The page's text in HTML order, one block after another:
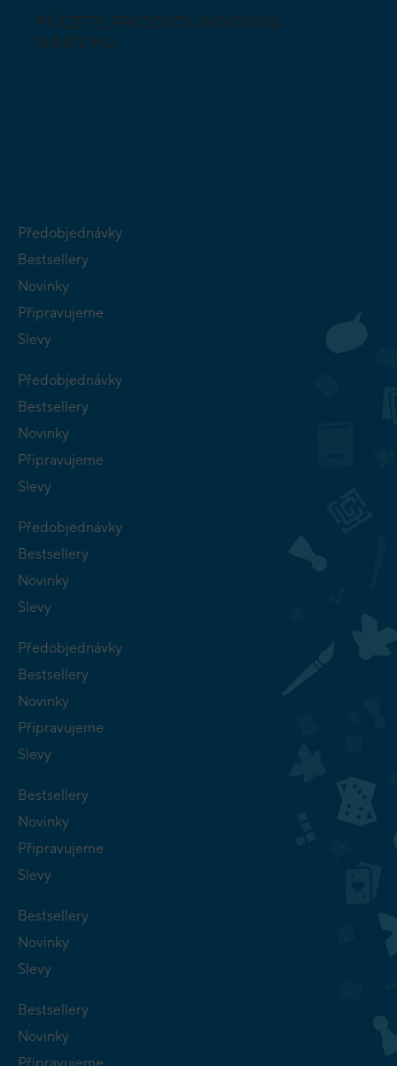
MŮŽETE PROZKOUMAT NAŠI
NABÍDKU
Předobjednávky
Bestsellery
Novinky
Připravujeme
Slevy
Předobjednávky
Bestsellery
Novinky
Připravujeme
Slevy
Předobjednávky
Bestsellery
Novinky
Slevy
Předobjednávky
Bestsellery
Novinky
Připravujeme
Slevy
Bestsellery
Novinky
Připravujeme
Slevy
Bestsellery
Novinky
Slevy
Bestsellery
Novinky